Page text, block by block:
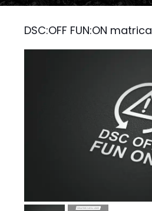
DSC:OFF FUN:ON matrica